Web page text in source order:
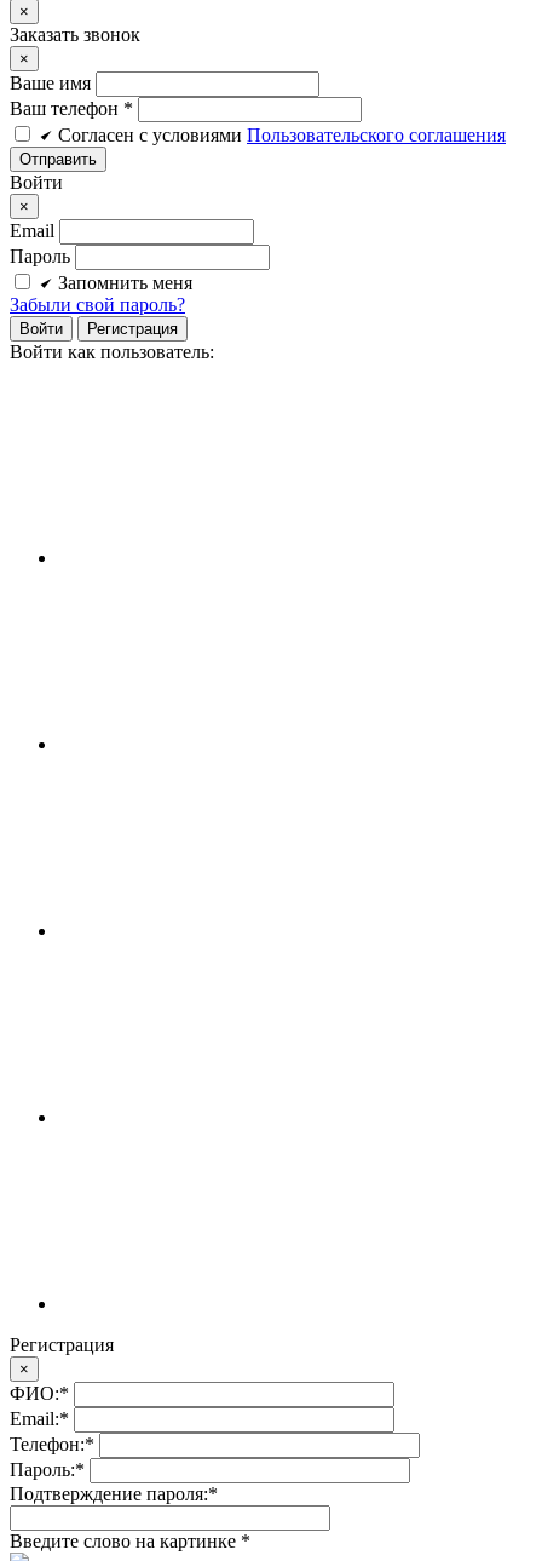
×
Заказать звонок
×
Ваше имя
Ваш телефон *
Cогласен c условиями Пользовательского соглашения
Войти
×
Email
Пароль
Запомнить меня
Забыли свой пароль?
Войти Регистрация
Войти как пользователь:
Регистрация
×
ФИО:*
Email:*
Телефон:*
Пароль:*
Подтверждение пароля:*
Введите слово на картинке *